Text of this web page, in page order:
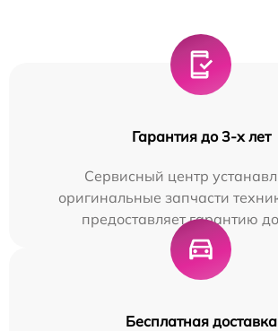
Гарантия до 3-х лет
Сервисный центр
оригинальные запчасти
предоставляет гарантию
Бесплатная доставка